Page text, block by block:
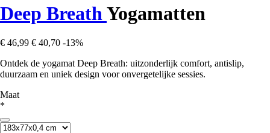
Deep Breath Yogamatten
€ 46,99 € 40,70 -13%
Ontdek de yogamat Deep Breath: uitzonderlijk comfort, antislip,
duurzaam en uniek design voor onvergetelijke sessies.
Maat
*